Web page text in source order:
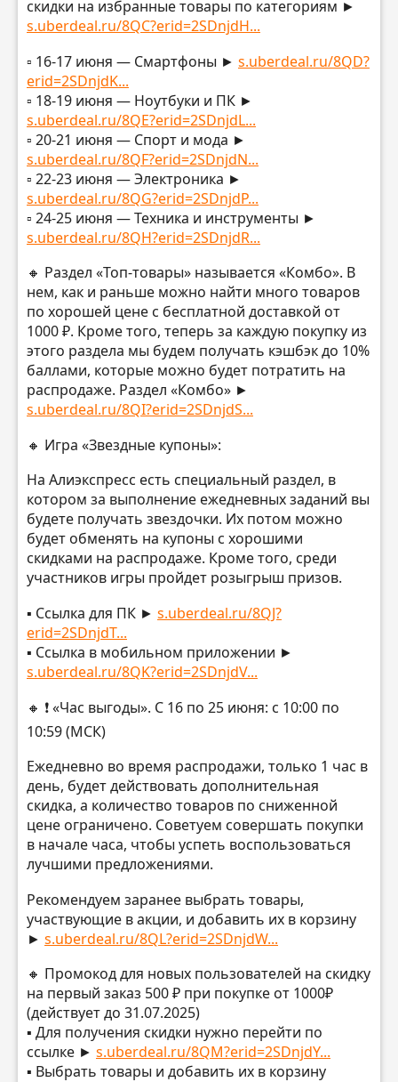
скидки на избранные товары по категориям ►
s.uberdeal.ru/8QC?erid=2SDnjdH...
▫️ 16-17 июня — Смартфоны ► s.uberdeal.ru/8QD?
erid=2SDnjdK...
▫️ 18-19 июня — Ноутбуки и ПК ►
s.uberdeal.ru/8QE?erid=2SDnjdL...
▫️ 20-21 июня — Спорт и мода ►
s.uberdeal.ru/8QF?erid=2SDnjdN...
▫️ 22-23 июня — Электроника ►
s.uberdeal.ru/8QG?erid=2SDnjdP...
▫️ 24-25 июня — Техника и инструменты ►
s.uberdeal.ru/8QH?erid=2SDnjdR...
🔸 Раздел «Топ-товары» называется «Комбо». В
нем, как и раньше можно найти много товаров
по хорошей цене с бесплатной доставкой от
1000 ₽. Кроме того, теперь за каждую покупку из
этого раздела мы будем получать кэшбэк до 10%
баллами, которые можно будет потратить на
распродаже. Раздел «Комбо» ►
s.uberdeal.ru/8QI?erid=2SDnjdS...
🔸 Игра «Звездные купоны»:
На Алиэкспресс есть специальный раздел, в
котором за выполнение ежедневных заданий вы
будете получать звездочки. Их потом можно
будет обменять на купоны с хорошими
скидками на распродаже. Кроме того, среди
участников игры пройдет розыгрыш призов.
▪️ Ссылка для ПК ► s.uberdeal.ru/8QJ?
erid=2SDnjdT...
▪️ Ссылка в мобильном приложении ►
s.uberdeal.ru/8QK?erid=2SDnjdV...
🔸 ❗️ «Час выгоды». С 16 по 25 июня: с 10:00 по
10:59 (МСК)
Ежедневно во время распродажи, только 1 час в
день, будет действовать дополнительная
скидка, а количество товаров по сниженной
цене ограничено. Советуем совершать покупки
в начале часа, чтобы успеть воспользоваться
лучшими предложениями.
Рекомендуем заранее выбрать товары,
участвующие в акции, и добавить их в корзину
► s.uberdeal.ru/8QL?erid=2SDnjdW...
🔸 Промокод для новых пользователей на скидку
на первый заказ 500 ₽ при покупке от 1000₽
(действует до 31.07.2025)
▪️ Для получения скидки нужно перейти по
ссылке ► s.uberdeal.ru/8QM?erid=2SDnjdY...
▪️ Выбрать товары и добавить их в корзину